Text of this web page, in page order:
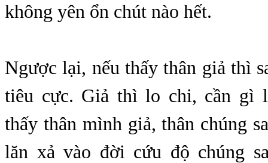
không yên ổn chút nào hết.
Ngược lại, nếu thấy thân giả thì
tiêu cực. Giả thì lo chi, cần gì
thấy thân mình giả, thân chúng
lăn xả vào đời cứu độ chúng